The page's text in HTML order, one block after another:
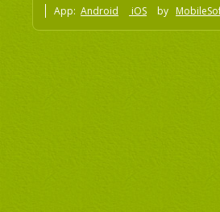
App: Android iOS by